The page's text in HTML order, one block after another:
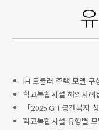
iH 모듈러 주택 모델 구
학교복합시설 해외사례
「2025 GH 공간복지
학교복합시설 유형별